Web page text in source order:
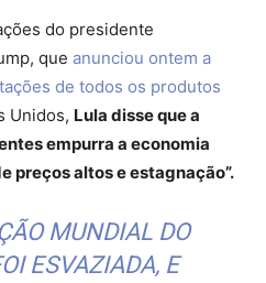
do presidente
que anunciou ontem a
de todos os produtos
Unidos, Lula disse que a
empurra a economia
preços altos e estagnação”.
MUNDIAL DO
ESVAZIADA, E